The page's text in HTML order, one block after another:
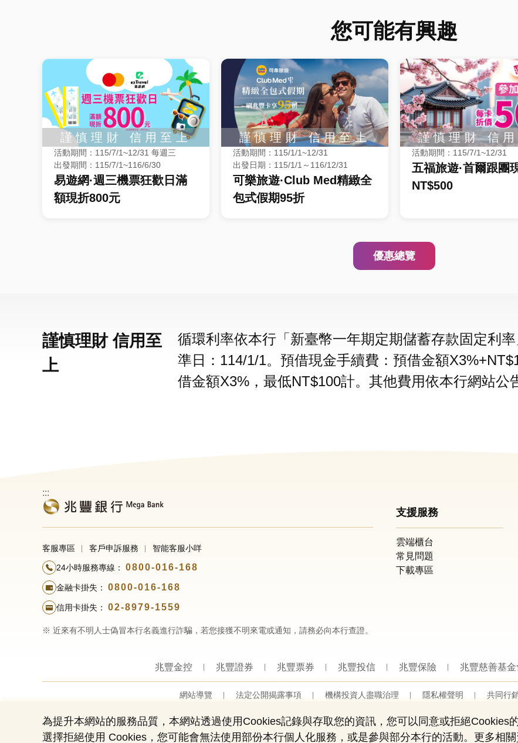
您可能有興趣
活動期間：115/7/1~12/31 每週三
出發期間：115/7/1~116/6/30
易遊網·週三機票狂歡日滿
額現折800元
活動期間：115/1/1~12/31
出發日期：115/1/1～116/12/31
可樂旅遊·Club Med精緻全
包式假期95折
活動期間：115/7/1~12/31
五福旅遊·首爾跟團
NT$500
優惠總覽
謹慎理財 信用至
上
循環利率依本行「新臺幣一年期定期儲蓄存款固定利
準日：114/1/1。預借現金手續費：預借金額
借金額X3%，最低NT$100計。其他費用依本行網站公
:::
客服專區 客戶申訴服務 智能客服小咩
24小時服務專線： 0800-016-168
金融卡掛失： 0800-016-168
信用卡掛失： 02-8979-1559
※ 近來有不明人士偽冒本行名義進行詐騙，若您接獲不明來電或通知，請務必向本行查證。
支援服務
雲端櫃台
常見問題
下載專區
兆豐金控 兆豐證券 兆豐票券 兆豐投信 兆豐保險 兆豐慈善基金
網站導覽 法定公開揭露事項 機構投資人盡職治理 隱私權聲明 共同行
營業人：兆豐國際商業銀行股份有限公司 營利事業統一編號：
Copyright © by Mega International Commercial
為提升本網站的服務品質，本網站透過使用Cookies記錄與存取您的資訊，您可以同意或拒絕Cookies
選擇拒絕使用 Cookies，您可能會無法使用部份本行個人化服務，或是參與部分本行的活動。更多相